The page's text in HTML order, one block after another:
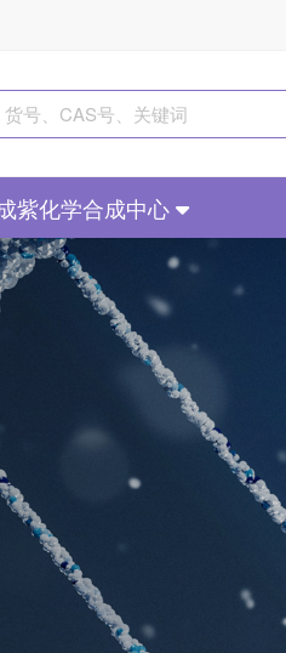
紫化学合成中心